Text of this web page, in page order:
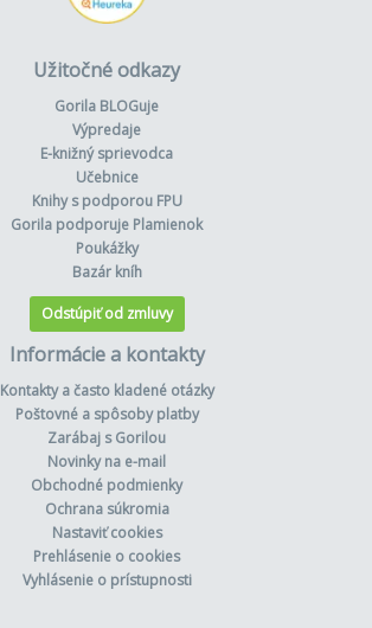
Užitočné odkazy
Gorila BLOGuje
Výpredaje
E-knižný sprievodca
Učebnice
Knihy s podporou FPU
Gorila podporuje Plamienok
Poukážky
Bazár kníh
Odstúpiť od zmluvy
Informácie a kontakty
Kontakty a často kladené otázky
Poštovné a spôsoby platby
Zarábaj s Gorilou
Novinky na e-mail
Obchodné podmienky
Ochrana súkromia
Nastaviť cookies
Prehlásenie o cookies
Vyhlásenie o prístupnosti